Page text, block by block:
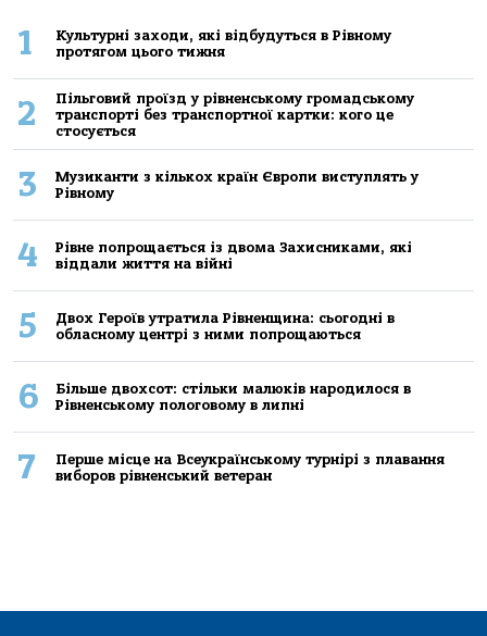
1
Культурні заходи, які відбудуться в Рівному
протягом цього тижня
2
Пільговий проїзд у рівненському громадському
транспорті без транспортної картки: кого це
стосується
3
Музиканти з кількох країн Європи виступлять у
Рівному
4
Рівне попрощається із двома Захисниками, які
віддали життя на війні
5
Двох Героїв утратила Рівненщина: сьогодні в
обласному центрі з ними попрощаються
6
Більше двохсот: стільки малюків народилося в
Рівненському пологовому в липні
7
Перше місце на Всеукраїнському турнірі з плавання
виборов рівненський ветеран